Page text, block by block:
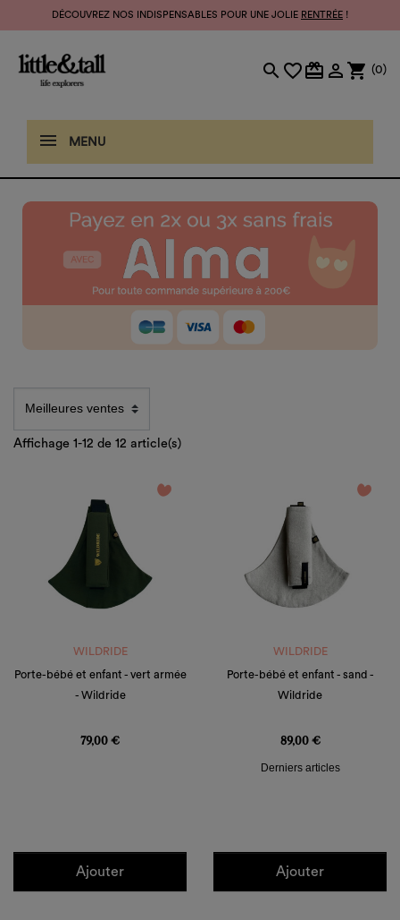
DÉCOUVREZ NOS INDISPENSABLES POUR UNE JOLIE RENTRÉE !
search favorite_bordercard_giftcard  shopping_cart (0)
MENU
Affichage 1-12 de 12 article(s)
favorite_border
WILDRIDE
Porte-bébé et enfant - vert armée
- Wildride
79,00 €
Ajouter
favorite_border
WILDRIDE
Porte-bébé et enfant - sand -
Wildride
89,00 €
Derniers articles
Ajouter